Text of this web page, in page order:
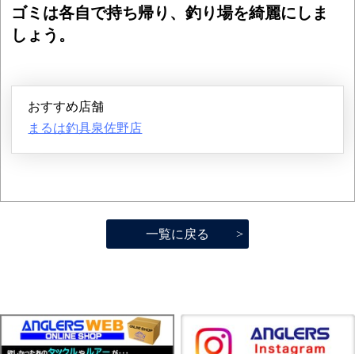
ゴミは各自で持ち帰り、釣り場を綺麗にしま
しょう。
おすすめ店舗
まるは釣具泉佐野店
一覧に戻る